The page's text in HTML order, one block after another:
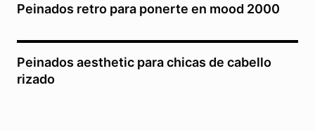
Peinados retro para ponerte en mood 2000
Peinados aesthetic para chicas de cabello
rizado